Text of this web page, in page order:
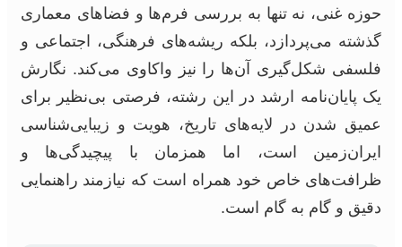
حوزه غنی، نه تنها به بررسی فرم‌ها و فضاهای معماری
گذشته می‌پردازد، بلکه ریشه‌های فرهنگی، اجتماعی و
فلسفی شکل‌گیری آن‌ها را نیز واکاوی می‌کند. نگارش
یک پایان‌نامه ارشد در این رشته، فرصتی بی‌نظیر برای
عمیق شدن در لایه‌های تاریخ، هویت و زیبایی‌شناسی
ایران‌زمین است، اما همزمان با پیچیدگی‌ها و
ظرافت‌های خاص خود همراه است که نیازمند راهنمایی
دقیق و گام به گام است.